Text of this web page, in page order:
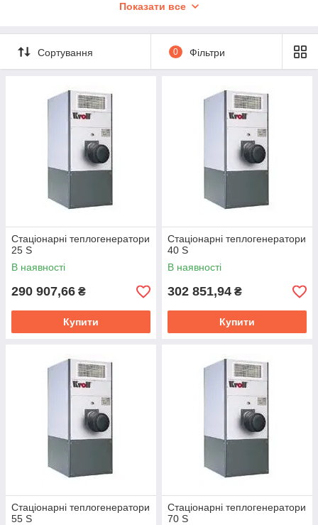
дизпаливо,відпрацьоване масло
припливна вентиляція. Велика кількість варіантів
комплектації, також можливо виготовлення теплогенератора
під індивідуальні виконання (тиск повітря, повітря обмін,
Показати все
Сортування 0 Фільтри
Стаціонарні теплогенератори
25 S
В наявності
290 907,66 ₴
Купити
Стаціонарні теплогенератори
40 S
В наявності
302 851,94 ₴
Купити
Стаціонарні теплогенератори
55 S
Стаціонарні теплогенератори
70 S